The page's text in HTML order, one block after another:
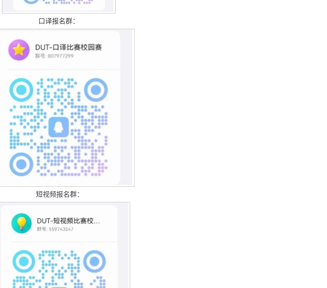
口译报名群：
短视频报名群：